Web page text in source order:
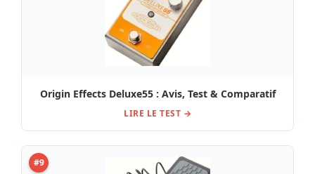
Origin Effects Deluxe55 : Avis, Test & Comparatif
LIRE LE TEST →
#9